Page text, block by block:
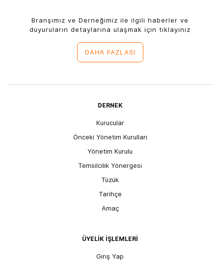
Branşımız ve Derneğimiz ile ilgili haberler ve
duyuruların detaylarına ulaşmak için tıklayınız
DAHA FAZLASI
DERNEK
Kurucular
Önceki Yönetim Kurulları
Yönetim Kurulu
Temsilcilik Yönergesi
Tüzük
Tarihçe
Amaç
ÜYELİK İŞLEMLERİ
Giriş Yap